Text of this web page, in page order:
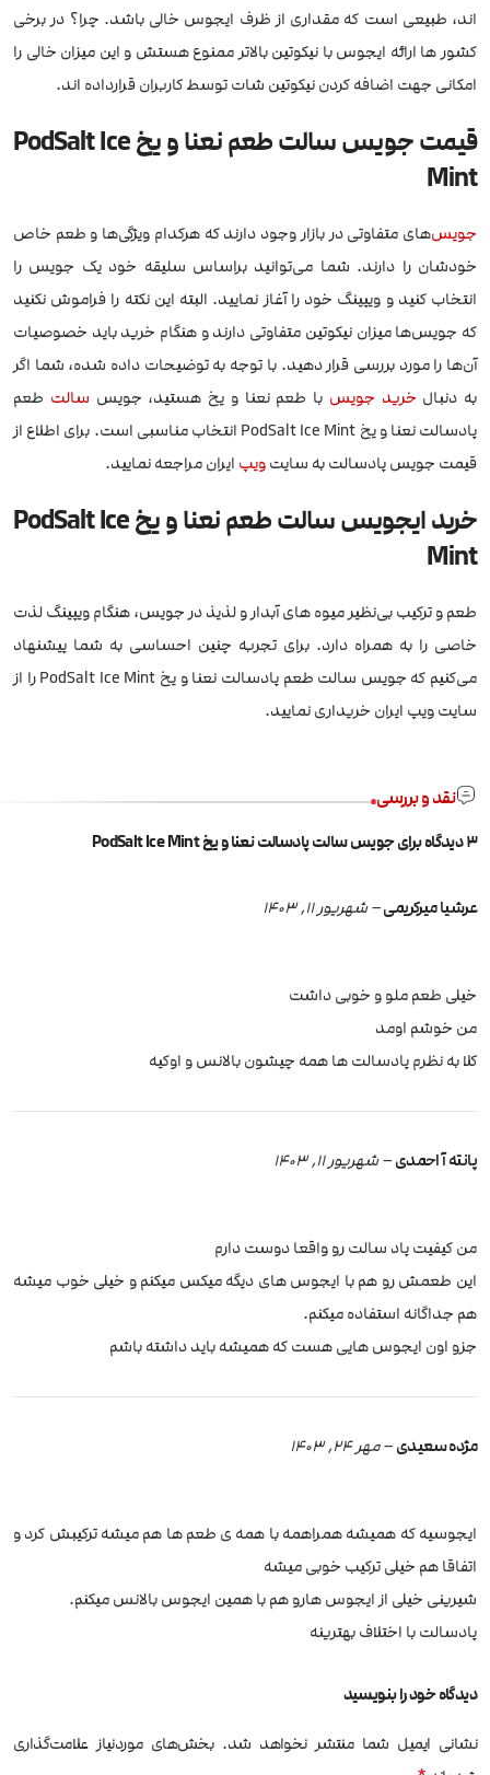
اند، طبیعی است که مقداری از ظرف ایجوس خالی باشد. چرا؟ در برخی
کشور ها ارائه ایجوس با نیکوتین بالاتر ممنوع هستش و این میزان خالی را
امکانی جهت اضافه کردن نیکوتین شات توسط کاربران قرارداده اند.
قیمت جویس سالت طعم نعنا و یخ PodSalt Ice
Mint
جویس‌های متفاوتی در بازار وجود دارند که هرکدام ویژگی‌ها و طعم خاص
خودشان را دارند. شما می‌توانید براساس سلیقه خود یک جویس را
انتخاب کنید و ویپینگ خود را آغاز نمایید. البته این نکته را فراموش نکنید
که جویس‌ها میزان نیکوتین متفاوتی دارند و هنگام خرید باید خصوصیات
آن‌ها را مورد بررسی قرار دهید. با توجه به توضیحات داده شده، شما اگر
به دنبال خرید جویس با طعم نعنا و یخ هستید، جویس سالت طعم
پادسالت نعنا و یخ PodSalt Ice Mint انتخاب مناسبی است. برای اطلاع از
قیمت جویس پادسالت به سایتویپ ایران مراجعه نمایید.
خرید ایجویس سالت طعم نعنا و یخ PodSalt Ice
Mint
طعم و ترکیب بی‌نظیر میوه های آبدار و لذیذ در جویس، هنگام ویپینگ لذت
خاصی را به همراه دارد. برای تجربه چنین احساسی به شما پیشنهاد
می‌کنیم که جویس سالت طعم پادسالت نعنا و یخ PodSalt Ice Mint را از
سایت ویپ ایران خریداری نمایید.
نقد و بررسی
3 دیدگاه برای جویس سالت پادسالت نعنا و یخ PodSalt Ice Mint
عرشیا میرکریمی– شهریور 11, 1403
خیلی طعم ملو و خوبی داشت
من خوشم اومد
کلا به نظرم پادسالت ها همه چیشون بالانس و اوکیه
پانته آ احمدی–شهریور 11, 1403
من کیفیت پاد سالت رو واقعا دوست دارم
این طعمش رو هم با ایجوس های دیگه میکس میکنم و خیلی خوب میشه
هم جداگانه استفاده میکنم.
جزو اون ایجوس هایی هست که همیشه باید داشته باشم
مژده سعیدی–مهر 24, 1403
ایجوسیه که همیشه همراهمه با همه ی طعم ها هم میشه ترکیبش کرد و
اتفاقا هم خیلی ترکیب خوبی میشه
شیرینی خیلی از ایجوس هارو هم با همین ایجوس بالانس میکنم.
پادسالت با اختلاف بهترینه
دیدگاه خود را بنویسید
نشانی ایمیل شما منتشر نخواهد شد. بخش‌های موردنیاز علامت‌گذاری